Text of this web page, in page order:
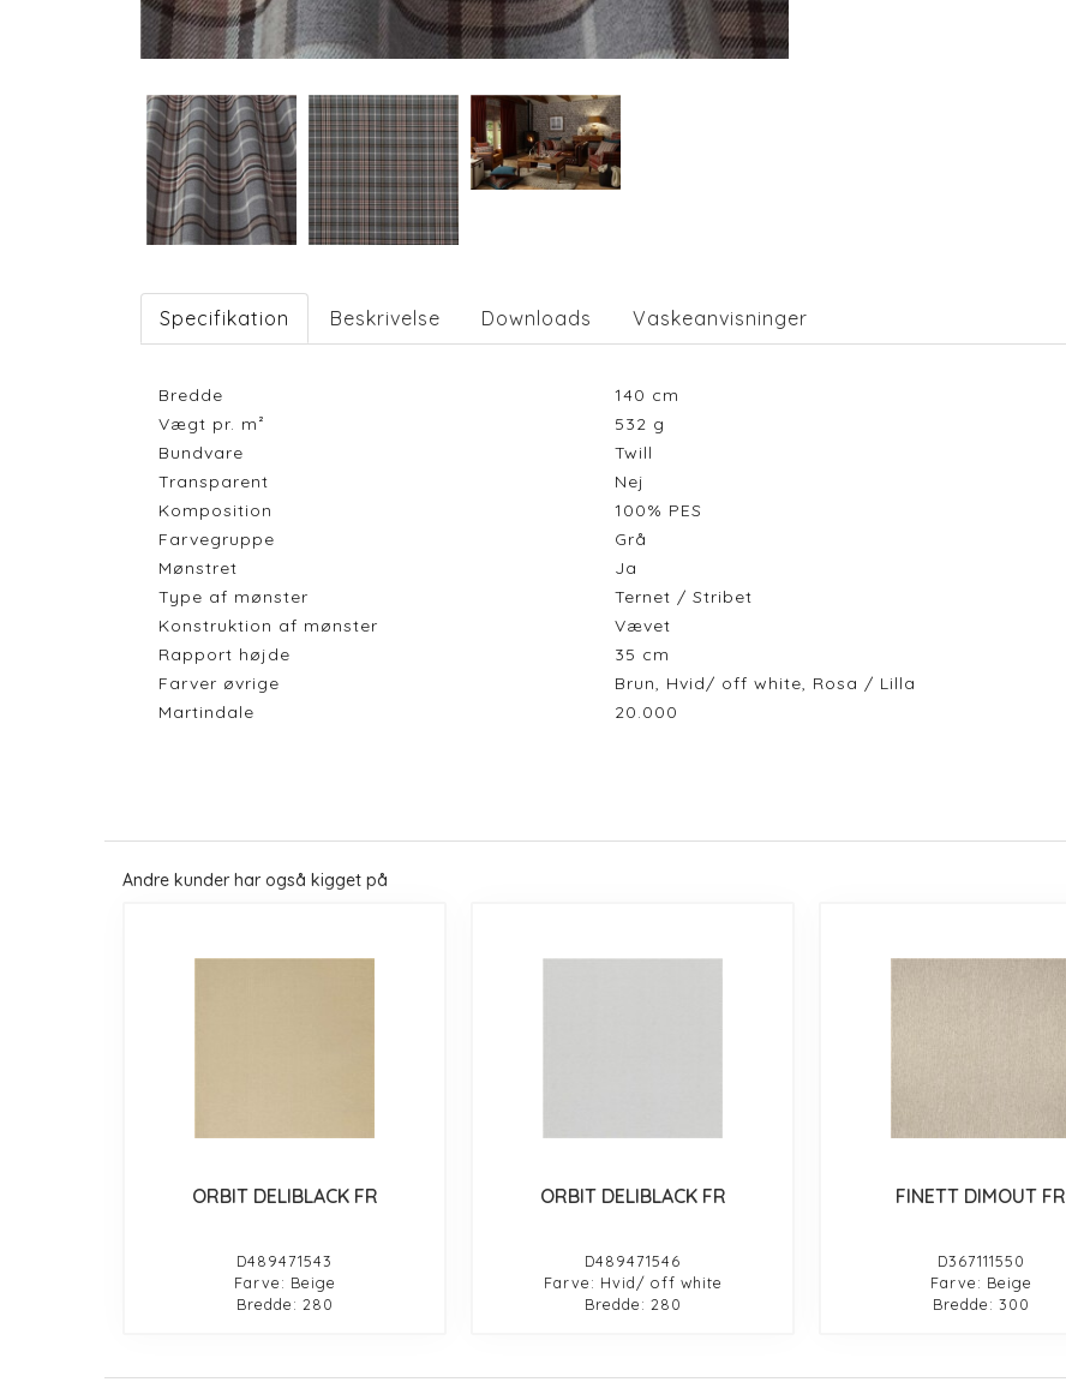
Specifikation Beskrivelse Downloads Vaskeanvisninger
Bredde 140 cm
Vægt pr. m²
532 g
Bundvare
Twill
Transparent
Nej
Komposition
100% PES
Farvegruppe
Grå
Mønstret
Ja
Type af mønster
Ternet / Stribet
Konstruktion af mønster
Vævet
Rapport højde
35 cm
Farver øvrige
Brun, Hvid/ off white, Rosa / Lilla
Martindale
20.000
Andre kunder har også kigget på
ORBIT DELIBLACK FR
D489471543
Farve: Beige
Bredde: 280
ORBIT DELIBLACK FR
D489471546
Farve: Hvid/ off white
Bredde: 280
FINETT DIMOUT FR
D367111550
Farve: Beige
Bredde: 300